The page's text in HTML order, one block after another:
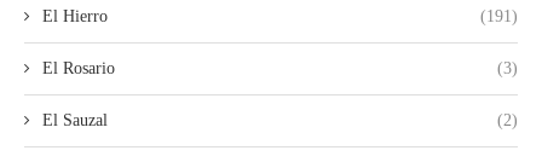
El Hierro (191)
El Rosario (3)
El Sauzal (2)